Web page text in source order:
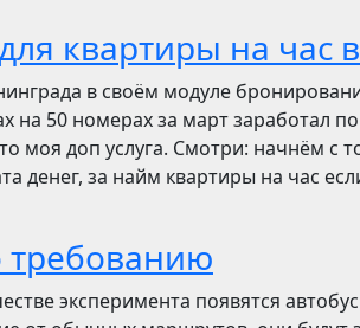
квартиры на час
в своём модуле
на 50 номерах за март заработал
моя доп услуга. Смотри: начнём с
денег, за найм квартиры на час
требованию
эксперимента появятся